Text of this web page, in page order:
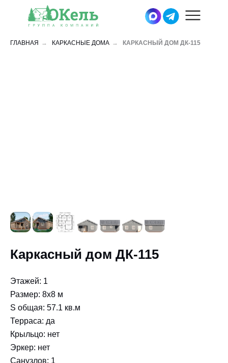
ГЛАВНАЯ → КАРКАСНЫЕ ДОМА → КАРКАСНЫЙ ДОМ ДК-115
Каркасный дом ДК-115
Этажей: 1
Размер: 8x8 м
S общая: 57.1 кв.м
Терраса: да
Крыльцо: нет
Эркер: нет
Санузлов: 1